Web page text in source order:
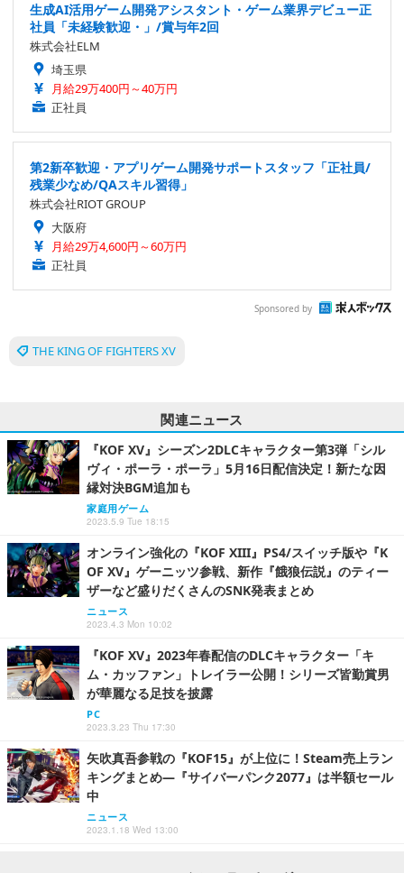
生成AI活用ゲーム開発アシスタント・ゲーム業界デビュー正
社員「未経験歓迎・」/賞与年2回
株式会社ELM
埼玉県
月給29万400円～40万円
正社員
第2新卒歓迎・アプリゲーム開発サポートスタッフ「正社員/
残業少なめ/QAスキル習得」
株式会社RIOT GROUP
大阪府
月給29万4,600円～60万円
正社員
Sponsored by
THE KING OF FIGHTERS XV
関連ニュース
『KOF XV』シーズン2DLCキャラクター第3弾「シル
ヴィ・ポーラ・ポーラ」5月16日配信決定！新たな因
縁対決BGM追加も
家庭用ゲーム
2023.5.9 Tue 18:15
オンライン強化の『KOF XIII』PS4/スイッチ版や『K
OF XV』ゲーニッツ参戦、新作『餓狼伝説』のティー
ザーなど盛りだくさんのSNK発表まとめ
ニュース
2023.4.3 Mon 10:02
『KOF XV』2023年春配信のDLCキャラクター「キ
ム・カッファン」トレイラー公開！シリーズ皆勤賞男
が華麗なる足技を披露
PC
2023.3.23 Thu 17:30
矢吹真吾参戦の『KOF15』が上位に！Steam売上ラン
キングまとめ―『サイバーパンク2077』は半額セール
中
ニュース
2023.1.18 Wed 13:00